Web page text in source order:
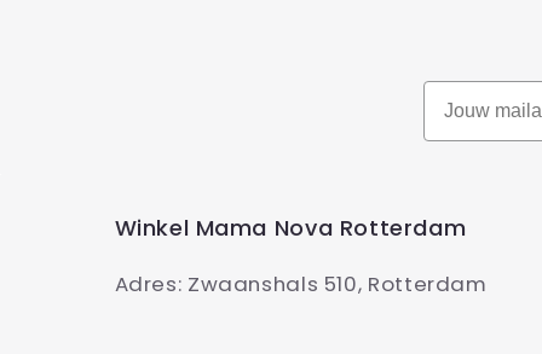
Winkel Mama Nova Rotterdam
Adres: Zwaanshals 510, Rotterdam